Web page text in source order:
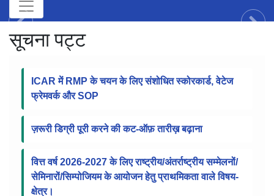
सूचना पट्ट
ICAR में RMP के चयन के लिए संशोधित स्कोरकार्ड, वेटेज
फ्रेमवर्क और SOP